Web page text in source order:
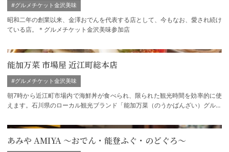
昭和二年の創業以来、金澤おでんを代表する店として、今もなお、愛され続け
ている店。＊グルメチケット金沢美味参加店
#グルメチケット金沢美味
能加万菜 市場屋 近江町総本店
朝7時から近江町市場内で海鮮丼が食べられ、限られた観光時間を効率的に使
えます。石川県のローカル観光ブランド「能加万菜（のうかばんざい）グルー
#グルメチケット金沢美味
あみや AMIYA ～おでん・能登ふぐ・のどぐろ～